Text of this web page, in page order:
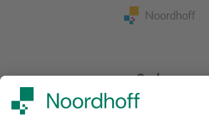
Snel naar
Over studiemeister